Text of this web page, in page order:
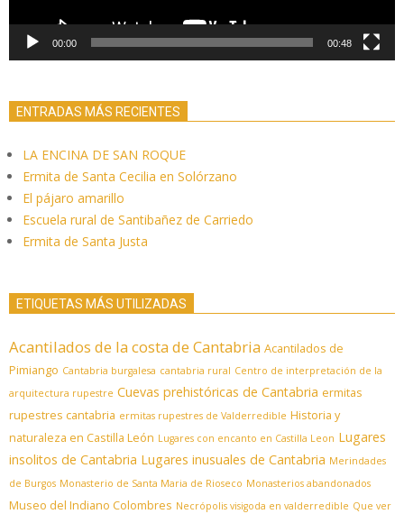
00:00 00:48
ENTRADAS MÁS RECIENTES
LA ENCINA DE SAN ROQUE
Ermita de Santa Cecilia en Solórzano
El pájaro amarillo
Escuela rural de Santibañez de Carriedo
Ermita de Santa Justa
ETIQUETAS MÁS UTILIZADAS
Acantilados de la costa de Cantabria Acantilados de
Pimiango Cantabria burgalesa cantabria rural Centro de interpretación de la
arquitectura rupestre Cuevas prehistóricas de Cantabria ermitas
rupestres cantabria ermitas rupestres de Valderredible Historia y
naturaleza en Castilla León Lugares con encanto en Castilla Leon Lugares
insolitos de Cantabria Lugares inusuales de Cantabria Merindades
de Burgos Monasterio de Santa Maria de Rioseco Monasterios abandonados
Museo del Indiano Colombres Necrópolis visigoda en valderredible Que ver